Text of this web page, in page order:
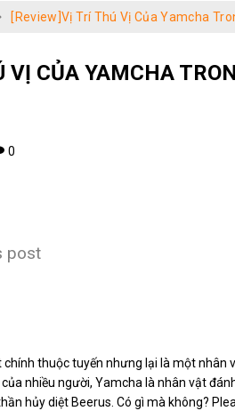
[Review]Vị Trí Thú Vị Của Yamcha
VỊ CỦA YAMCHA
0
post
thuộc tuyến nhưng lại là một nhân
nhiều người, Yamcha là nhân vật
hủy diệt Beerus. Có gì mà không?